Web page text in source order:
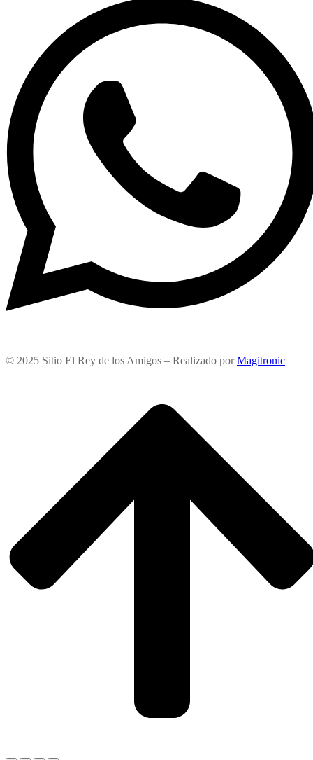
© 2025 Sitio El Rey de los Amigos – Realizado porMagitronic